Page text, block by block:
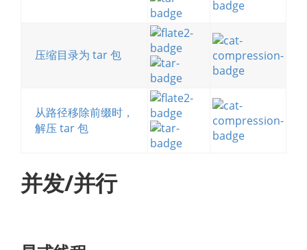
压缩目录为 tar 包
从路径移除前缀时，
解压 tar 包
并发/并行